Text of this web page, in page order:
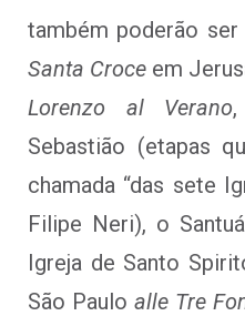
também poderão
Santa Croce em
Lorenzo al Verano
Sebastião (etapas
chamada “das sete
Filipe Neri), o
Igreja de Santo
São Paulo alle Tre